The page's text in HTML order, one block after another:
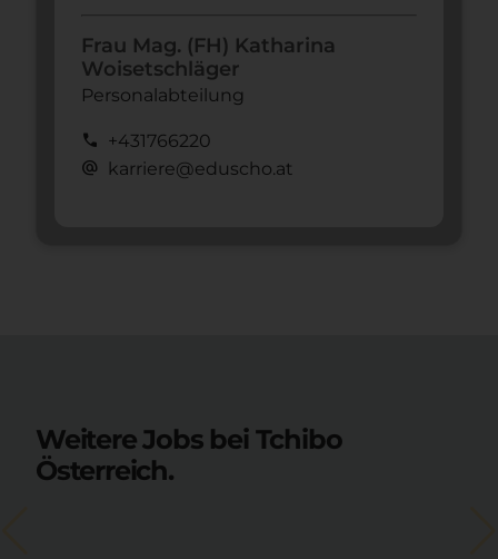
Frau Mag. (FH) Katharina
Woisetschläger
Personalabteilung
call +431766220
alternate_email karriere@eduscho.at
Weitere Jobs bei Tchibo
Österreich.